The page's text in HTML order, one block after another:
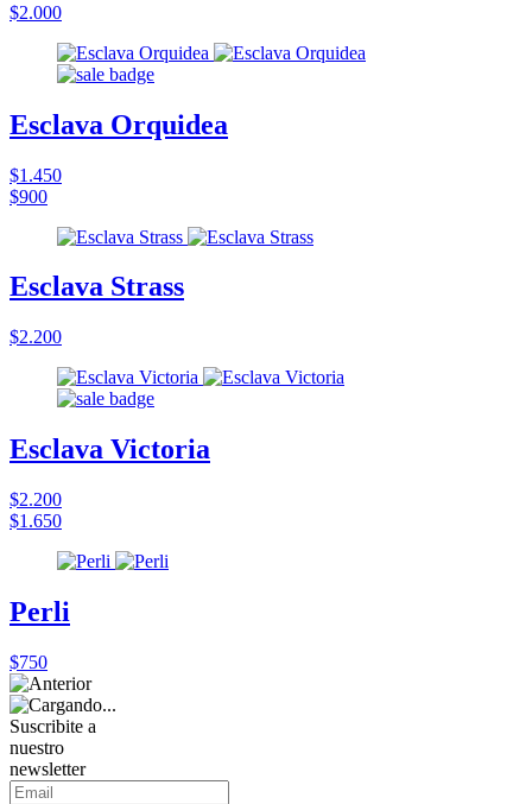
$2.000
Esclava Orquidea
$1.450
$900
Esclava Strass
$2.200
Esclava Victoria
$2.200
$1.650
Perli
$750
Suscribite a
nuestro
newsletter